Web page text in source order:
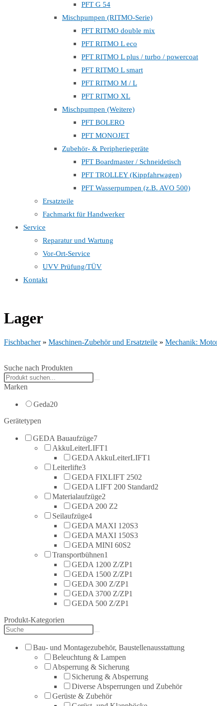
PFT G 54
Mischpumpen (RITMO-Serie)
PFT RITMO double mix
PFT RITMO L eco
PFT RITMO L plus / turbo / powercoat
PFT RITMO L smart
PFT RITMO M / L
PFT RITMO XL
Mischpumpen (Weitere)
PFT BOLERO
PFT MONOJET
Zubehör- & Peripheriegeräte
PFT Boardmaster / Schneidetisch
PFT TROLLEY (Kippfahrwagen)
PFT Wasserpumpen (z.B. AVO 500)
Ersatzteile
Fachmarkt für Handwerker
Service
Reparatur und Wartung
Vor-Ort-Service
UVV Prüfung/TÜV
Kontakt
Lager
Fischbacher» Maschinen-Zubehör und Ersatzteile » Mechanik:
Suche nach Produkten
Search
products:
Marken
Geda20
Gerätetypen
GEDA Bauaufzüge7
AkkuLeiterLIFT1
GEDA AkkuLeiterLIFT1
Leiterlifte3
GEDA FIXLIFT 2502
GEDA LIFT 200 Standard2
Materialaufzüge2
GEDA 200 Z2
Seilaufzüge4
GEDA MAXI 120S3
GEDA MAXI 150S3
GEDA MINI 60S2
Transportbühnen1
GEDA 1200 Z/ZP1
GEDA 1500 Z/ZP1
GEDA 300 Z/ZP1
GEDA 3700 Z/ZP1
GEDA 500 Z/ZP1
Produkt-Kategorien
Bau- und Montagezubehör, Baustellenausstattung
Beleuchtung & Lampen
Absperrung & Sicherung
Sicherung & Absperrung
Diverse Absperrungen und Zubehör
Gerüste & Zubehör